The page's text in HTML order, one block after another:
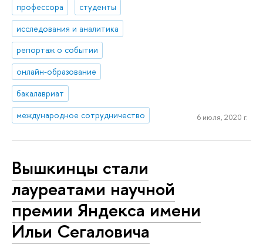
профессора
студенты
исследования и аналитика
репортаж о событии
онлайн-образование
бакалавриат
международное сотрудничество
6 июля, 2020 г.
Вышкинцы стали
лауреатами научной
премии Яндекса имени
Ильи Сегаловича